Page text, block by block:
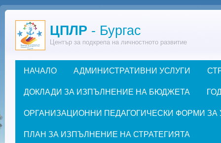
Премини към основното съдържание
ЦПЛР - Бургас
Център за подкрепа на личностното развитие
Основно меню
НАЧАЛО АДМИНИСТРАТИВНИ УСЛУГИ
ДОКЛАДИ ЗА ИЗПЪЛНЕНИЕ НА БЮДЖЕТА
ОРГАНИЗАЦИОННИ ПЕДАГОГИЧЕСКИ ФОРМИ ЗА
ПЛАН ЗА ИЗПЪЛНЕНИЕ НА СТРАТЕГИЯТА